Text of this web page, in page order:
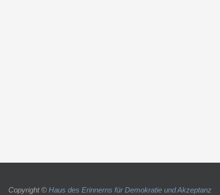
Copyright © Haus des Erinnerns für Demokratie und Akzeptanz